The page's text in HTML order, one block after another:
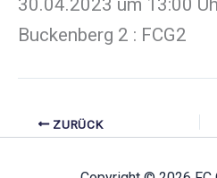
30.04.2023 um
Buckenberg 2 : FCG2
ZURÜCK